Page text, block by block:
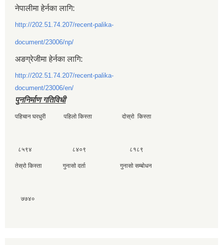
नेपालीमा हेर्नका लागि:
http://202.51.74.207/recent-palika-
document/23006/np/
अङग्रेजीमा हेर्नका लागि:
http://202.51.74.207/recent-palika-
document/23006/en/
पुननिर्माण गतिविधी
पहिचान घरधुरी पहिलाे किस्ता दाेस्राे किस्ता
८५९४ ८४०९ ८१८९
तेस्राे किस्ता गुनासाे दर्ता गुनासाे सम्बाेधन
७७४०